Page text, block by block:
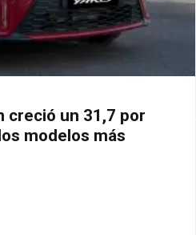
creció un 31,7 por
modelos más